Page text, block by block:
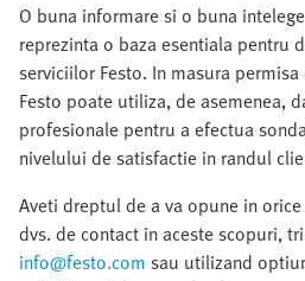
O buna informare si o buna
reprezinta o baza esentiala pentru
serviciilor Festo. In masura
Festo poate utiliza, de asemenea,
profesionale pentru a efectua
nivelului de satisfactie in randul
Aveti dreptul de a va opune in
dvs. de contact in aceste scopuri,
info@festo.com sau utilizand